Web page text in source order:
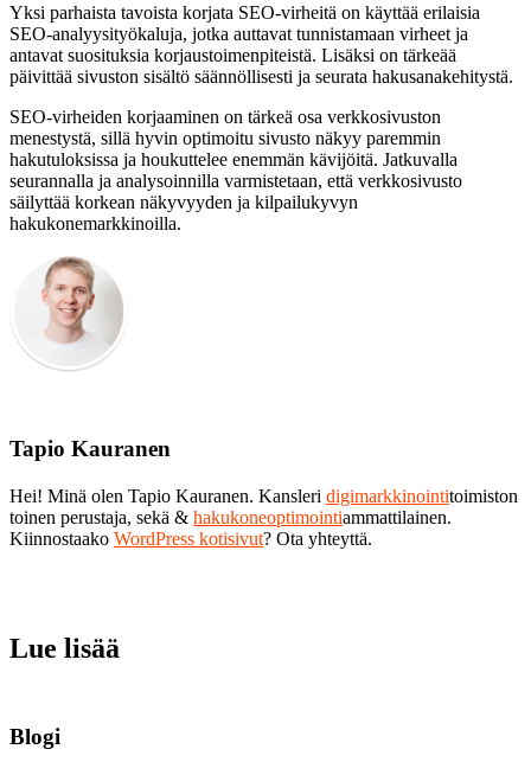
Yksi parhaista tavoista korjata SEO-virheitä on käyttää erilaisia
SEO-analyysityökaluja, jotka auttavat tunnistamaan virheet ja
antavat suosituksia korjaustoimenpiteistä. Lisäksi on tärkeää
päivittää sivuston sisältö säännöllisesti ja seurata hakusanakehitystä.
SEO-virheiden korjaaminen on tärkeä osa verkkosivuston
menestystä, sillä hyvin optimoitu sivusto näkyy paremmin
hakutuloksissa ja houkuttelee enemmän kävijöitä. Jatkuvalla
seurannalla ja analysoinnilla varmistetaan, että verkkosivusto
säilyttää korkean näkyvyyden ja kilpailukyvyn
hakukonemarkkinoilla.
Tapio Kauranen
Hei! Minä olen Tapio Kauranen. Kansleri digimarkkinointitoimiston
toinen perustaja, sekä & hakukoneoptimointiammattilainen.
Kiinnostaako WordPress kotisivut? Ota yhteyttä.
Lue lisää
Blogi